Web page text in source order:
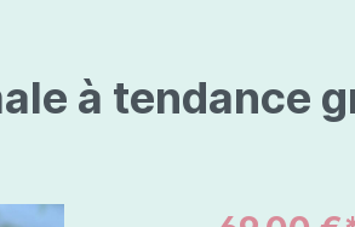
Les dessins, encre de
Parfums d'ambiance
Set/ Coffrets
à tendance